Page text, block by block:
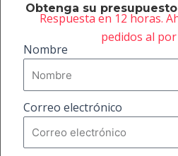
Obtenga su
Respuesta en 12 horas.
pedidos al
Nombre
Correo electrónico